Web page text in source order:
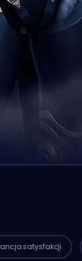
satysfakcji